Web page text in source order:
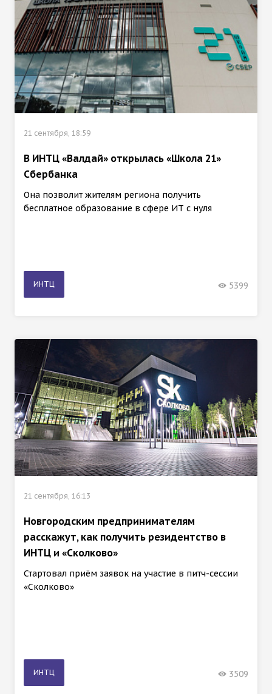
21 сентября, 18:59
В ИНТЦ «Валдай» открылась «Школа 21»
Сбербанка
Она позволит жителям региона получить
бесплатное образование в сфере ИТ с нуля
ИНТЦ 5399
21 сентября, 16:13
Новгородским предпринимателям
расскажут, как получить резидентство в
ИНТЦ и «Сколково»
Стартовал приём заявок на участие в питч-сессии
«Сколково»
ИНТЦ 3509